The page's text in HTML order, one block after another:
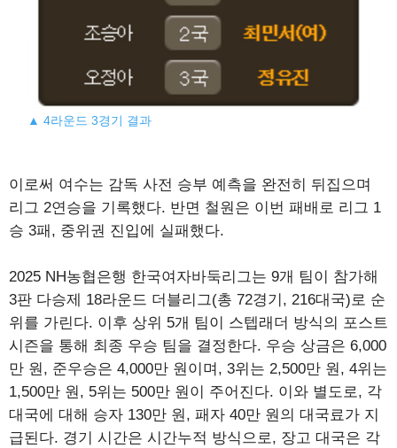
▲ 4라운드 3경기 결과
이로써 여수는 감독 사전 승부 예측을 완전히 뒤집으며
리그 2연승을 기록했다. 반면 철원은 이번 패배로 리그 1
승 3패, 중위권 진입에 실패했다.
2025 NH농협은행 한국여자바둑리그는 9개 팀이 참가해
3판 다승제 18라운드 더블리그(총 72경기, 216대국)로 순
위를 가린다. 이후 상위 5개 팀이 스텝래더 방식의 포스트
시즌을 통해 최종 우승 팀을 결정한다. 우승 상금은 6,000
만 원, 준우승은 4,000만 원이며, 3위는 2,500만 원, 4위는
1,500만 원, 5위는 500만 원이 주어진다. 이와 별도로, 각
대국에 대해 승자 130만 원, 패자 40만 원의 대국료가 지
급된다. 경기 시간은 시간누적 방식으로, 장고 대국은 각